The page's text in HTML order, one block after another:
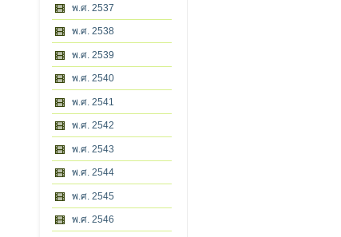
พ.ศ. 2537
พ.ศ. 2538
พ.ศ. 2539
พ.ศ. 2540
พ.ศ. 2541
พ.ศ. 2542
พ.ศ. 2543
พ.ศ. 2544
พ.ศ. 2545
พ.ศ. 2546